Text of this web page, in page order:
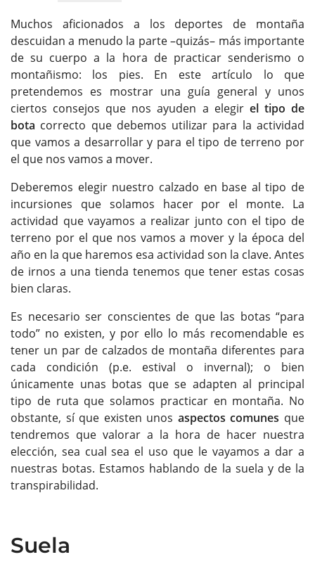
Muchos aficionados a los deportes de montaña
descuidan a menudo la parte –quizás– más importante
de su cuerpo a la hora de practicar senderismo o
montañismo: los pies. En este artículo lo que
pretendemos es mostrar una guía general y unos
ciertos consejos que nos ayuden a elegir el tipo de
bota correcto que debemos utilizar para la actividad
que vamos a desarrollar y para el tipo de terreno por
el que nos vamos a mover.
Deberemos elegir nuestro calzado en base al tipo de
incursiones que solamos hacer por el monte. La
actividad que vayamos a realizar junto con el tipo de
terreno por el que nos vamos a mover y la época del
año en la que haremos esa actividad son la clave. Antes
de irnos a una tienda tenemos que tener estas cosas
bien claras.
Es necesario ser conscientes de que las botas “para
todo” no existen, y por ello lo más recomendable es
tener un par de calzados de montaña diferentes para
cada condición (p.e. estival o invernal); o bien
únicamente unas botas que se adapten al principal
tipo de ruta que solamos practicar en montaña. No
obstante, sí que existen unos aspectos comunes que
tendremos que valorar a la hora de hacer nuestra
elección, sea cual sea el uso que le vayamos a dar a
nuestras botas. Estamos hablando de la suela y de la
transpirabilidad.
Suela